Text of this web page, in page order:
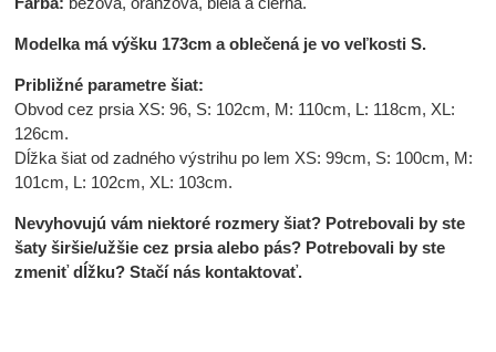
Modelka má výšku 173cm a oblečená je vo veľkosti S.
Približné parametre šiat:
Obvod cez prsia XS: 96, S: 102cm, M: 110cm, L: 118cm, XL:
126cm.
Dĺžka šiat od zadného výstrihu po lem XS: 99cm, S: 100cm, M:
101cm, L: 102cm, XL: 103cm.
Nevyhovujú vám niektoré rozmery šiat? Potrebovali by ste
šaty širšie/užšie cez prsia alebo pás? Potrebovali by ste
zmeniť dĺžku? Stačí nás kontaktovať.